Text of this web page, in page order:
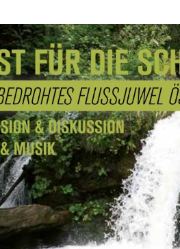
Karte
Studien
Fotos
Videos
Aktuell